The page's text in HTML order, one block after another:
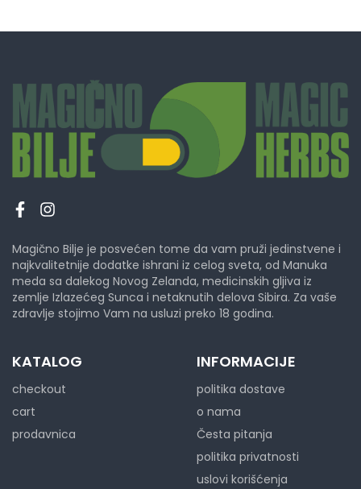
Magično Bilje je posvećen tome da vam pruži jedinstvene i
najkvalitetnije dodatke ishrani iz celog sveta, od Manuka
meda sa dalekog Novog Zelanda, medicinskih gljiva iz
zemlje Izlazećeg Sunca i netaknutih delova Sibira. Za vaše
zdravlje stojimo Vam na usluzi preko 18 godina.
KATALOG
checkout
cart
prodavnica
INFORMACIJE
politika dostave
o nama
Česta pitanja
politika privatnosti
uslovi korišćenja